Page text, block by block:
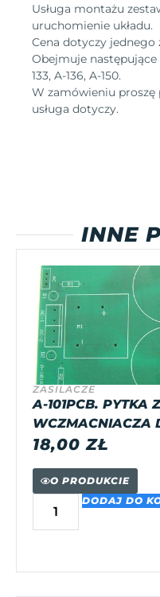
Usługa montażu
uruchomienie układu.
Cena dotyczy jednego
Obejmuje następujące
133, A-136, A-150.
W zamówieniu
usługa dotyczy.
INNE
ZASILACZE
A-101PCB. PYTKA
WCZMACNIACZA
18,00ZŁ
O PRODUKCIE
DODAJ DO